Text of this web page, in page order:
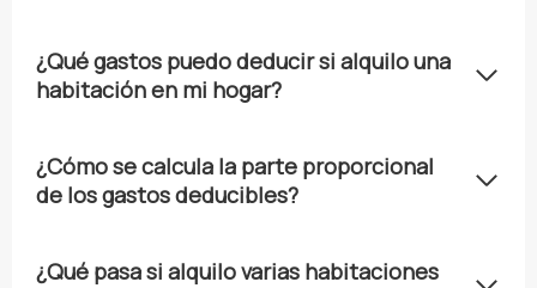
¿Qué gastos puedo deducir si alquilo una
habitación en mi hogar?
¿Cómo se calcula la parte proporcional
de los gastos deducibles?
¿Qué pasa si alquilo varias habitaciones